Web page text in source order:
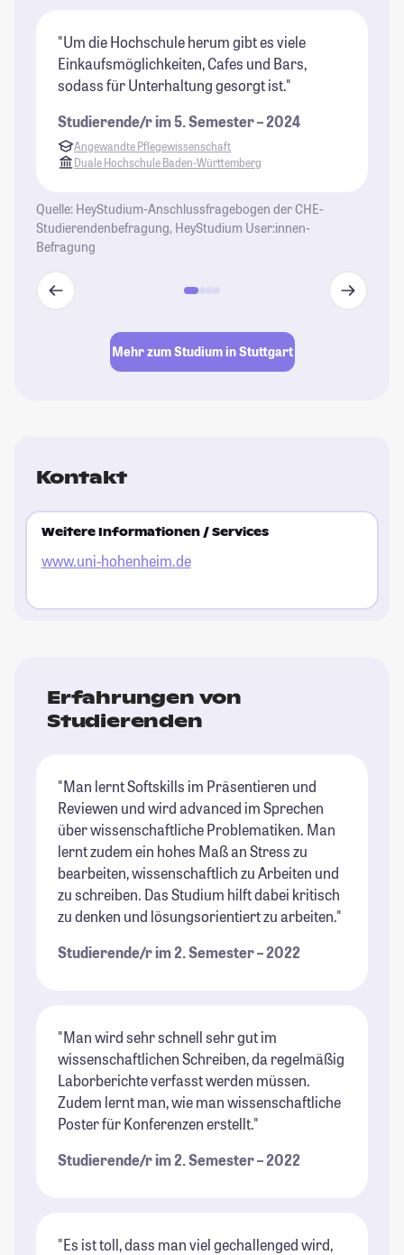
"Um die Hochschule herum gibt es viele
Einkaufsmöglichkeiten, Cafes und Bars,
sodass für Unterhaltung gesorgt ist."
Studierende/r im 5. Semester – 2024
Angewandte Pflegewissenschaft
Duale Hochschule Baden-Württemberg
Quelle: HeyStudium-Anschlussfragebogen der CHE-
Studierendenbefragung, HeyStudium User:innen-
Befragung
Mehr zum Studium in Stuttgart
Kontakt
Weitere Informationen / Services
www.uni-hohenheim.de
Erfahrungen von
Studierenden
"Man lernt Softskills im Präsentieren und
Reviewen und wird advanced im Sprechen
über wissenschaftliche Problematiken. Man
lernt zudem ein hohes Maß an Stress zu
bearbeiten, wissenschaftlich zu Arbeiten und
zu schreiben. Das Studium hilft dabei kritisch
zu denken und lösungsorientiert zu arbeiten."
Studierende/r im 2. Semester – 2022
"Man wird sehr schnell sehr gut im
wissenschaftlichen Schreiben, da regelmäßig
Laborberichte verfasst werden müssen.
Zudem lernt man, wie man wissenschaftliche
Poster für Konferenzen erstellt."
Studierende/r im 2. Semester – 2022
"Es ist toll, dass man viel gechallenged wird,